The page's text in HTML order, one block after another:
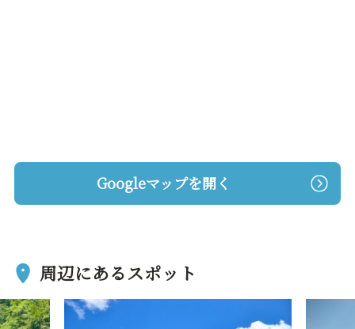
Googleマップを開く
周辺にあるスポット